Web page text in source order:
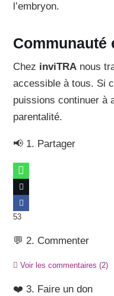
l’embryon.
Communauté
Chez inviTRA nous
accessible à tous. Si
puissions continuer à
parentalité.
📢 1. Partager
53
💬 2. Commenter
Voir les commentaires(2)
❤️ 3. Faire un don